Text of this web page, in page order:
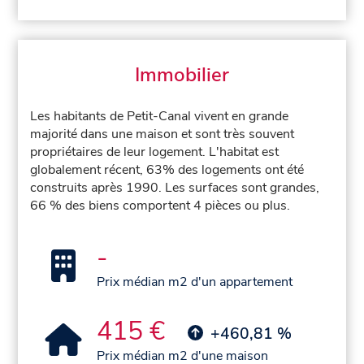
Immobilier
Les habitants de Petit-Canal vivent en grande
majorité dans une maison et sont très souvent
propriétaires de leur logement. L'habitat est
globalement récent, 63% des logements ont été
construits après 1990. Les surfaces sont grandes,
66 % des biens comportent 4 pièces ou plus.
-
Prix médian m2 d'un appartement
415 € +460,81 %
Prix médian m2 d'une maison